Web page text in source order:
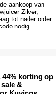
aankoop van
Zilver,
tot nader order
nodig
korting op
&